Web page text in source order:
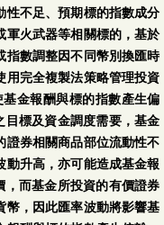
性不足、預期標的指數成分
軍火武器等相關標的，基於
指數調整因不同幣別換匯時
用完全複製法策略管理投資
金報酬與標的指數產生偏
目標及資金調度需要，基金
證券相關商品部位流動性不
動升高，亦可能造成基金報
，而基金所投資的有價證券
幣，因此匯率波動將影響基